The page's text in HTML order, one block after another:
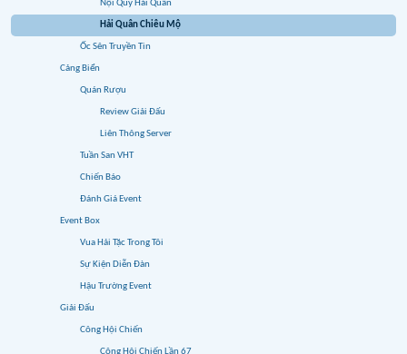
Nội Quy Hải Quân
Hải Quân Chiêu Mộ
Ốc Sên Truyền Tin
Cảng Biển
Quán Rượu
Review Giải Đấu
Liên Thông Server
Tuần San VHT
Chiến Báo
Đánh Giá Event
Event Box
Vua Hải Tặc Trong Tôi
Sự Kiện Diễn Đàn
Hậu Trường Event
Giải Đấu
Công Hội Chiến
Công Hội Chiến Lần 67